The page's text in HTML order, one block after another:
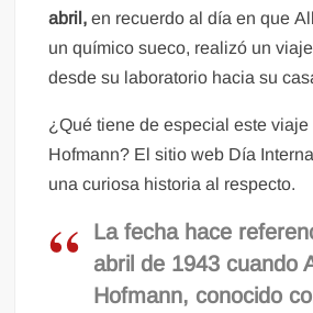
abril, en recuerdo al día en que
un químico sueco, realizó un
desde su laboratorio hacia su
¿Qué tiene de especial este
Hofmann? El sitio web Día
una curiosa historia al respecto.
La fecha hace
abril de 1943 cuando
Hofmann, conocido